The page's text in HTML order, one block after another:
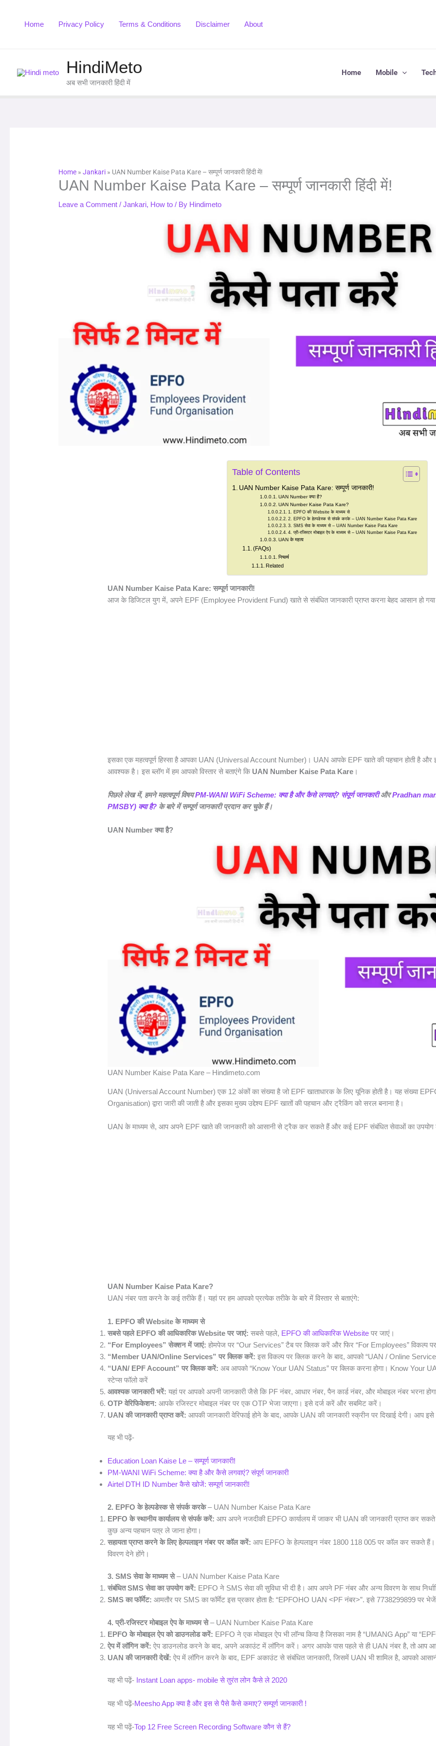
Home Privacy Policy Terms & Conditions Disclaimer About
HindiMeto
अब सभी जानकारी हिंदी में
Home Mobile
Home »Jankari » UAN Number Kaise Pata Kare – सम्पूर्ण जानकारी हिंदी में!
UAN Number Kaise Pata Kare – सम्पूर्ण जानकारी हिंदी में!
Leave a Comment /Jankari, How to / By Hindimeto
Table of Contents
UAN Number Kaise Pata Kare: सम्पूर्ण जानकारी!
UAN Number क्या है?
UAN Number Kaise Pata Kare?
1. EPFO की Website के माध्यम से
2. EPFO के हेल्पडेस्क से संपर्क करके – UAN Number Kaise Pata Kare
3. SMS सेवा के माध्यम से – UAN Number Kaise Pata Kare
4. प्री-रजिस्टर मोबाइल ऐप के माध्यम से – UAN Number Kaise Pata Kare
UAN के महत्व
(FAQs)
निष्कर्ष
Related
UAN Number Kaise Pata Kare: सम्पूर्ण जानकारी!
आज के डिजिटल युग में, अपने EPF (Employee Provident Fund) खाते से संबंधित जानकारी प्राप्त करना बेहद आसान हो
इसका एक महत्वपूर्ण हिस्सा है आपका UAN (Universal Account Number)। UAN आपके EPF खाते की पहचान होती है
आवश्यक है। इस ब्लॉग में हम आपको विस्तार से बताएंगे कि UAN Number Kaise Pata Kare।
पिछले लेख में, हमने महत्वपूर्ण विषयPM-WANI WiFi Scheme: क्या है और कैसे लगवाएं? संपूर्ण जानकारीऔरPradhan
PMSBY) क्या है?के बारे में सम्पूर्ण जानकारी प्रदान कर चुके हैं।
UAN Number क्या है?
UAN Number Kaise Pata Kare – Hindimeto.com
UAN (Universal Account Number) एक 12 अंकों का संख्या है जो EPF खाताधारक के लिए यूनिक होती है। यह संख्या
Organisation) द्वारा जारी की जाती है और इसका मुख्य उद्देश्य EPF खातों की पहचान और ट्रैकिंग को सरल बनाना है।
UAN के माध्यम से, आप अपने EPF खाते की जानकारी को आसानी से ट्रैक कर सकते हैं और कई EPF संबंधित सेवाओं का
UAN Number Kaise Pata Kare?
UAN नंबर पता करने के कई तरीके हैं। यहां पर हम आपको प्रत्येक तरीके के बारे में विस्तार से बताएंगे:
1. EPFO की Website के माध्यम से
सबसे पहले EPFO की आधिकारिक Website पर जाएं: सबसे पहले, EPFO की आधिकारिक Websiteपर जाएं।
“For Employees” सेक्शन में जाएं: होमपेज पर “Our Services” टैब पर क्लिक करें और फिर “For Employees” विकल्प
“Member UAN/Online Services” पर क्लिक करें: इस विकल्प पर क्लिक करने के बाद, आपको “UAN / Online
“UAN/ EPF Account” पर क्लिक करें: अब आपको “Know Your UAN Status” पर क्लिक करना होगा। Know Your
स्टेप्स फॉलो करें
आवश्यक जानकारी भरें: यहां पर आपको अपनी जानकारी जैसे कि PF नंबर, आधार नंबर, पैन कार्ड नंबर, और मोबाइल नंबर भरना
OTP वेरिफिकेशन: आपके रजिस्टर मोबाइल नंबर पर एक OTP भेजा जाएगा। इसे दर्ज करें और सबमिट करें।
UAN की जानकारी प्राप्त करें: आपकी जानकारी वेरिफाई होने के बाद, आपके UAN की जानकारी स्क्रीन पर दिखाई देगी। आप
यह भी पढ़ें-
Education Loan Kaise Le – सम्पूर्ण जानकारी!
PM-WANI WiFi Scheme: क्या है और कैसे लगवाएं? संपूर्ण जानकारी
Airtel DTH ID Number कैसे खोजें: सम्पूर्ण जानकारी!
2. EPFO के हेल्पडेस्क से संपर्क करके– UAN Number Kaise Pata Kare
EPFO के स्थानीय कार्यालय से संपर्क करें: आप अपने नजदीकी EPFO कार्यालय में जाकर भी UAN की जानकारी प्राप्त कर
कुछ अन्य पहचान पत्र ले जाना होगा।
सहायता प्राप्त करने के लिए हेल्पलाइन नंबर पर कॉल करें: आप EPFO के हेल्पलाइन नंबर 1800 118 005 पर कॉल कर सकते
विवरण देने होंगे।
3. SMS सेवा के माध्यम से– UAN Number Kaise Pata Kare
संबंधित SMS सेवा का उपयोग करें: EPFO ने SMS सेवा की सुविधा भी दी है। आप अपने PF नंबर और अन्य विवरण के साथ
SMS का फॉर्मेट: आमतौर पर SMS का फॉर्मेट इस प्रकार होता है: “EPFOHO UAN <PF नंबर>”. इसे 7738299899 पर
4. प्री-रजिस्टर मोबाइल ऐप के माध्यम से– UAN Number Kaise Pata Kare
EPFO के मोबाइल ऐप को डाउनलोड करें: EPFO ने एक मोबाइल ऐप भी लॉन्च किया है जिसका नाम है “UMANG App” या
ऐप में लॉगिन करें: ऐप डाउनलोड करने के बाद, अपने अकाउंट में लॉगिन करें। अगर आपके पास पहले से ही UAN नंबर है, तो आप
UAN की जानकारी देखें: ऐप में लॉगिन करने के बाद, EPF अकाउंट से संबंधित जानकारी, जिसमें UAN भी शामिल है, आपको
यह भी पढ़ें-Instant Loan apps- mobile से तुरंत लोन कैसे ले 2020
यह भी पढ़ें-Meesho App क्या है और इस से पैसे कैसे कमाए? सम्पूर्ण जानकारी !
यह भी पढ़ें-Top 12 Free Screen Recording Software कौन से हैं?